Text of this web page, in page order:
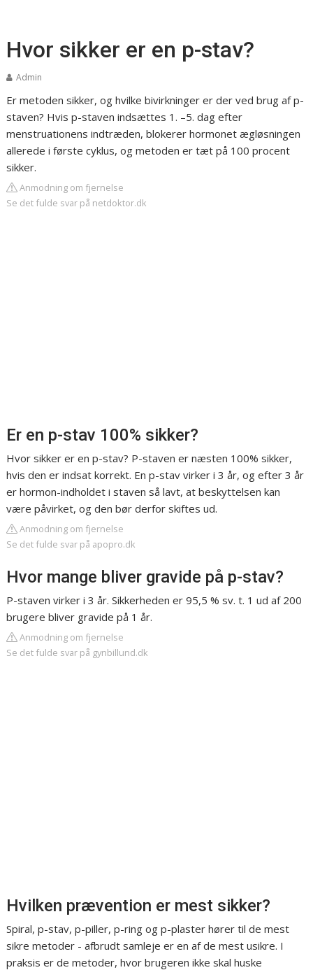
Hvor sikker er en p-stav?
Admin
Er metoden sikker, og hvilke bivirkninger er der ved brug af p-
staven? Hvis p-staven indsættes 1. –5. dag efter
menstruationens indtræden, blokerer hormonet ægløsningen
allerede i første cyklus, og metoden er tæt på 100 procent
sikker.
Anmodning om fjernelse
Se det fulde svar på netdoktor.dk
Er en p-stav 100% sikker?
Hvor sikker er en p-stav? P-staven er næsten 100% sikker,
hvis den er indsat korrekt. En p-stav virker i 3 år, og efter 3 år
er hormon-indholdet i staven så lavt, at beskyttelsen kan
være påvirket, og den bør derfor skiftes ud.
Anmodning om fjernelse
Se det fulde svar på apopro.dk
Hvor mange bliver gravide på p-stav?
P-staven virker i 3 år. Sikkerheden er 95,5 % sv. t. 1 ud af 200
brugere bliver gravide på 1 år.
Anmodning om fjernelse
Se det fulde svar på gynbillund.dk
Hvilken prævention er mest sikker?
Spiral, p-stav, p-piller, p-ring og p-plaster hører til de mest
sikre metoder - afbrudt samleje er en af de mest usikre. I
praksis er de metoder, hvor brugeren ikke skal huske